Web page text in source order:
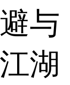
与
湖